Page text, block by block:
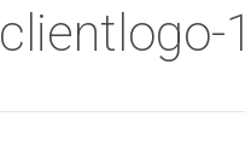
clientlogo-1